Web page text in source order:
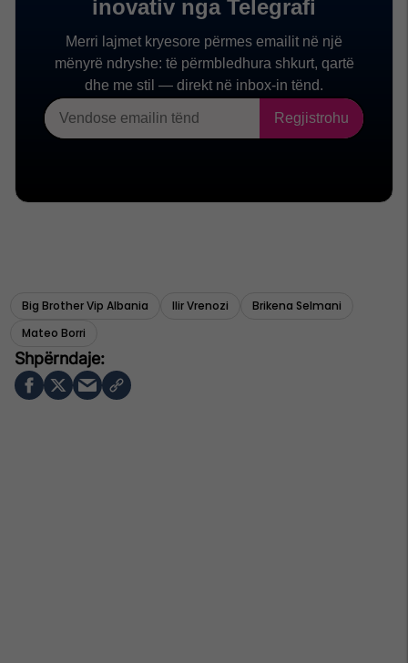
Big Brother Vip Albania Ilir Vrenozi
Brikena Selmani
Mateo Borri